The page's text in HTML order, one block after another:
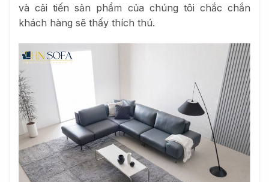
và cải tiến sản phẩm của chúng tôi chắc chắn
khách hàng sẽ thấy thích thú.